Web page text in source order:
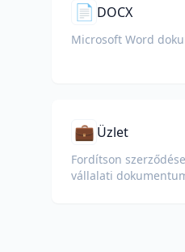
📄 DOCX
Microsoft Word
💼 Üzlet
Fordítson
vállalati